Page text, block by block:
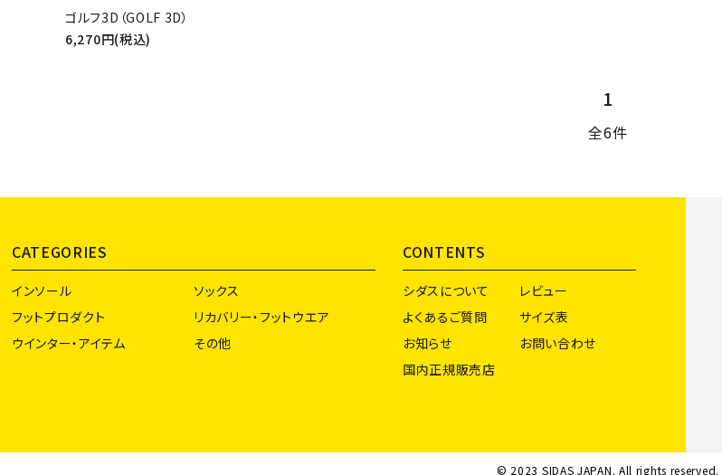
ゴルフ3D（GOLF 3D）
6,270円(税込)
1
全6件
CATEGORIES
インソール
ソックス
フットプロダクト
リカバリー・フットウエア
ウインター・アイテム
その他
CONTENTS
シダスについて
レビュー
よくあるご質問
サイズ表
お知らせ
お問い合わせ
国内正規販売店
© 2023 SIDAS JAPAN. All rights reserved.